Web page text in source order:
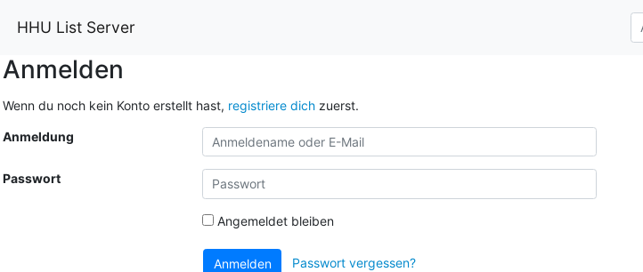
HHU List Server
Anmelden
Wenn du noch kein Konto erstellt hast, registriere dichzuerst.
Anmeldung
Passwort
Angemeldet bleiben
Anmelden Passwort vergessen?